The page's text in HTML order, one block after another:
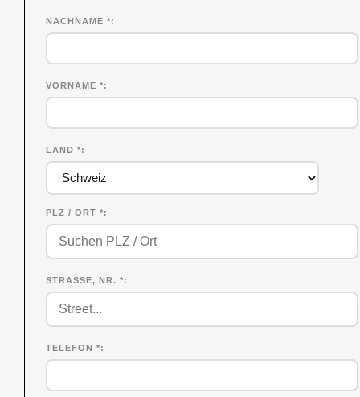
NACHNAME*
VORNAME*
LAND *
PLZ / ORT *
STRASSE, NR. *
TELEFON *